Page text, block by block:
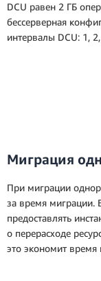
DCU равен 2 ГБ
бессерверная
интервалы DCU: 1,
Миграция
При миграции
за время миграции.
предоставлять
о перерасходе
это экономит время